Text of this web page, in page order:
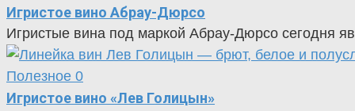
Игристое вино Абрау-Дюрсо
Игристые вина под маркой Абрау-Дюрсо сегодня
Полезное 0
Игристое вино «Лев Голицын»